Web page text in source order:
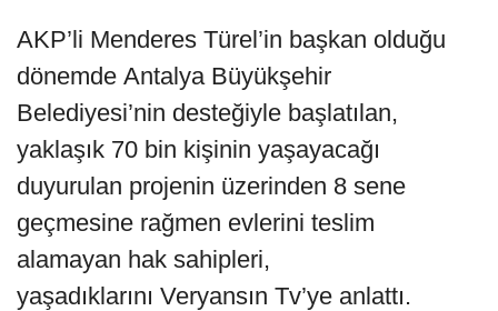
AKP’li Menderes Türel’in başkan olduğu
dönemde Antalya Büyükşehir
Belediyesi’nin desteğiyle başlatılan,
yaklaşık 70 bin kişinin yaşayacağı
duyurulan projenin üzerinden 8 sene
geçmesine rağmen evlerini teslim
alamayan hak sahipleri,
yaşadıklarını Veryansın Tv’ye anlattı.